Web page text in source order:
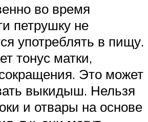
во время
петрушку не
употреблять в пищу.
тонус матки,
Это может
выкидыш. Нельзя
и отвары на основе